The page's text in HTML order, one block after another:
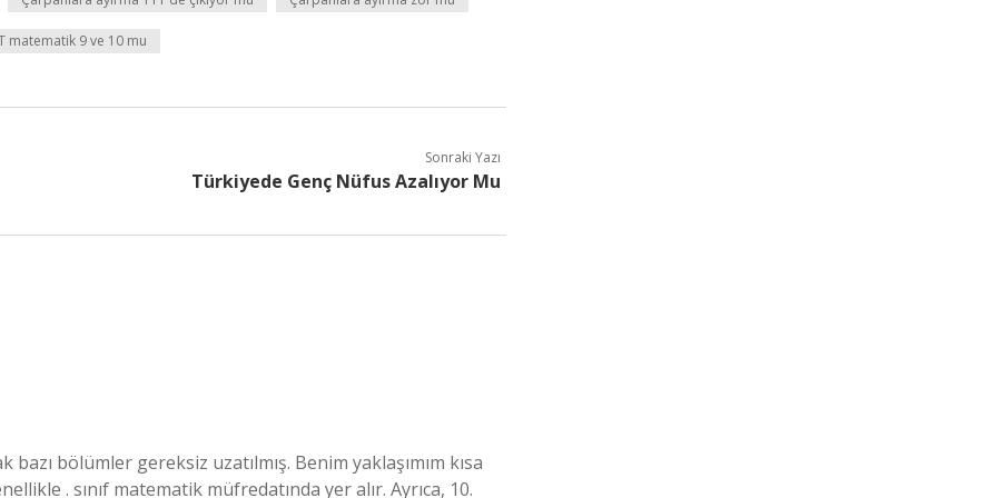
matematik 9 ve 10 mu
Sonraki Yazı
Türkiyede Genç Nüfus Azalıyor Mu
bölümler gereksiz uzatılmış. Benim yaklaşımım kısa
. sınıf matematik müfredatında yer alır. Ayrıca, 10.